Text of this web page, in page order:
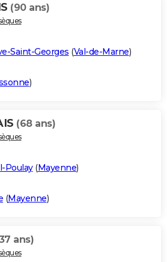
(90 ans)
Saint-Georges (Val-de-Marne)
)
(68 ans)
Poulay(Mayenne)
(Mayenne)
ans)